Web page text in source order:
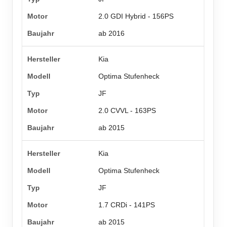
2.0 GDI Hybrid - 156PS
ab 2016
Kia
Optima Stufenheck
JF
2.0 CVVL - 163PS
ab 2015
Kia
Optima Stufenheck
JF
1.7 CRDi - 141PS
ab 2015